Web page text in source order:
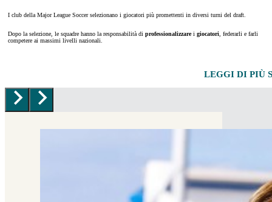
I club della Major League Soccer selezionano i giocatori più promettenti in diversi turni del draft.
Dopo la selezione, le squadre hanno la responsabilità di professionalizzarei giocatori , federarli e farli
competere ai massimi livelli nazionali.
LEGGI DI PIÙ